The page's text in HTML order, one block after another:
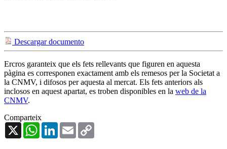
Descargar documento
Ercros garanteix que els fets rellevants que figuren en aquesta
pàgina es corresponen exactament amb els remesos per la Societat a
la CNMV, i difosos per aquesta al mercat. Els fets anteriors als
inclosos en aquest apartat, es troben disponibles en la web de la
CNMV.
Comparteix
X
WhatsAppLinkedInEmail